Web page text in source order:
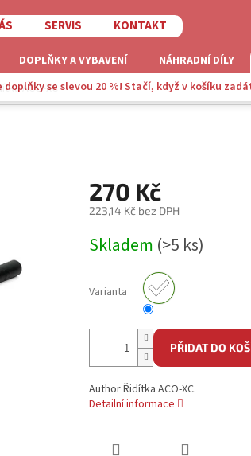
se slevou 20 %! Stačí, když v košíku
SERVIS KONTAKT
DOPLŇKY A VYBAVENÍ NÁHRADNÍ DÍLY
ACO-XC
270 Kč
223,14 Kč bez DPH
cena:
Skladem (>5 ks)
Varianta
PŘIDAT DO
Author Řidítka ACO-XC.
Detailní informace